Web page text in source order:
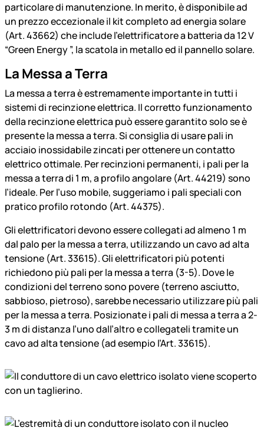
particolare di manutenzione. In merito, è disponibile ad
un prezzo eccezionale il kit completo ad energia solare
(Art. 43662) che include l’elettrificatore a batteria da 12 V
“Green Energy ”, la scatola in metallo ed il pannello solare.
La Messa a Terra
La messa a terra è estremamente importante in tutti i
sistemi di recinzione elettrica. Il corretto funzionamento
della recinzione elettrica può essere garantito solo se è
presente la messa a terra. Si consiglia di usare pali in
acciaio inossidabile zincati per ottenere un contatto
elettrico ottimale. Per recinzioni permanenti, i pali per la
messa a terra di 1 m, a profilo angolare (Art. 44219) sono
l’ideale. Per l’uso mobile, suggeriamo i pali speciali con
pratico profilo rotondo (Art. 44375).
Gli elettrificatori devono essere collegati ad almeno 1 m
dal palo per la messa a terra, utilizzando un cavo ad alta
tensione (Art. 33615). Gli elettrificatori più potenti
richiedono più pali per la messa a terra (3-5). Dove le
condizioni del terreno sono povere (terreno asciutto,
sabbioso, pietroso), sarebbe necessario utilizzare più pali
per la messa a terra. Posizionate i pali di messa a terra a 2-
3 m di distanza l’uno dall’altro e collegateli tramite un
cavo ad alta tensione (ad esempio l’Art. 33615).